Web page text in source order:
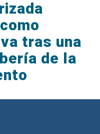
tras una
de la